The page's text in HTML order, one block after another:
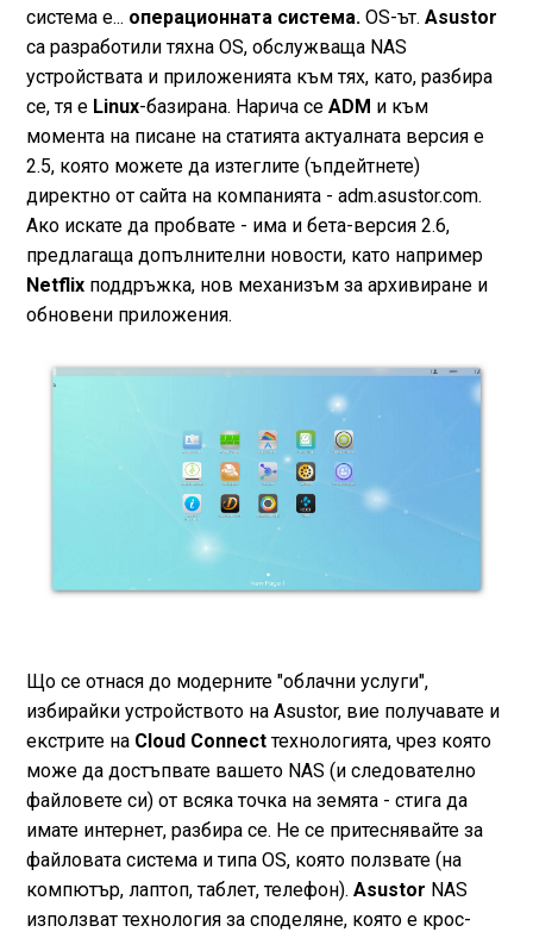
система е... операционната система.OS-ът. Asustor
са разработили тяхна OS, обслужваща NAS
устройствата и приложенията към тях, като, разбира
се, тя е Linux-базирана. Нарича се ADM и към
момента на писане на статията актуалната версия е
2.5, която можете да изтеглите (ъпдейтнете)
директно от сайта на компанията - adm.asustor.com.
Ако искате да пробвате - има и бета-версия 2.6,
предлагаща допълнителни новости, като например
Netflixподдръжка, нов механизъм за архивиране и
обновени приложения.
Що се отнася до модерните "облачни услуги",
избирайки устройството на Asustor, вие получавате и
екстрите на Cloud Connectтехнологията, чрез която
може да достъпвате вашето NAS (и следователно
файловете си) от всяка точка на земята - стига да
имате интернет, разбира се. Не се притеснявайте за
файловата система и типа OS, която ползвате (на
компютър, лаптоп, таблет, телефон). Asustor NAS
използват технология за споделяне, която е крос-